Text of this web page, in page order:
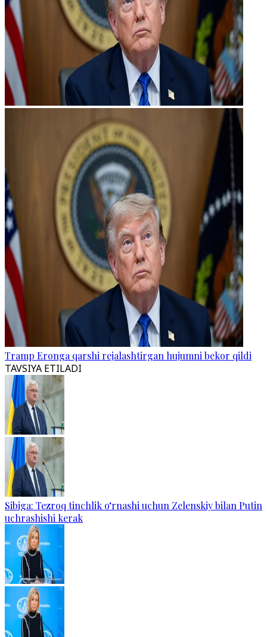
Tramp Eronga qarshi rejalashtirgan hujumni bekor qildi
TAVSIYA ETILADI
Sibiga: Tezroq tinchlik o‘rnashi uchun Zelenskiy bilan Putin
uchrashishi kerak